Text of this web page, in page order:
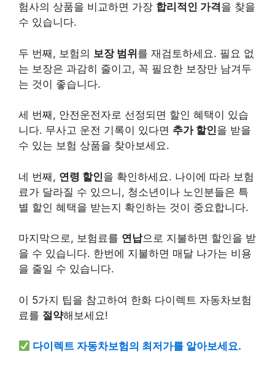
험사의 상품을 비교하면 가장 합리적인 가격을 찾을
수 있습니다.
두 번째, 보험의 보장 범위를 재검토하세요. 필요 없
는 보장은 과감히 줄이고, 꼭 필요한 보장만 남겨두
는 것이 좋습니다.
세 번째, 안전운전자로 선정되면 할인 혜택이 있습
니다. 무사고 운전 기록이 있다면 추가 할인을 받을
수 있는 보험 상품을 찾아보세요.
네 번째, 연령 할인을 확인하세요. 나이에 따라 보험
료가 달라질 수 있으니, 청소년이나 노인분들은 특
별 할인 혜택을 받는지 확인하는 것이 중요합니다.
마지막으로, 보험료를 연납으로 지불하면 할인을 받
을 수 있습니다. 한번에 지불하면 매달 나가는 비용
을 줄일 수 있습니다.
이 5가지 팁을 참고하여 한화 다이렉트 자동차보험
료를 절약해보세요!
다이렉트 자동차보험의 최저가를 알아보세요.